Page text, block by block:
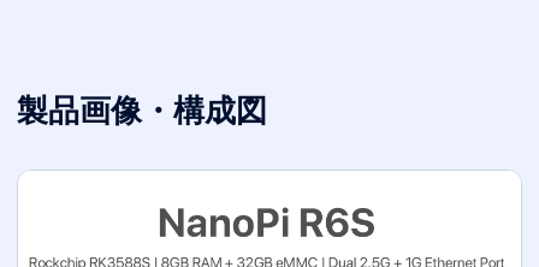
製品画像・構成図